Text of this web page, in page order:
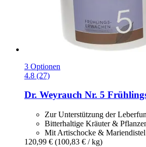
3 Optionen
4.8 (27)
Dr. Weyrauch Nr. 5
Zur Unterstützung der
Bitterhaltige Kräuter &
Mit Artischocke & Mariendistel
120,99 € (100,83 € / kg)